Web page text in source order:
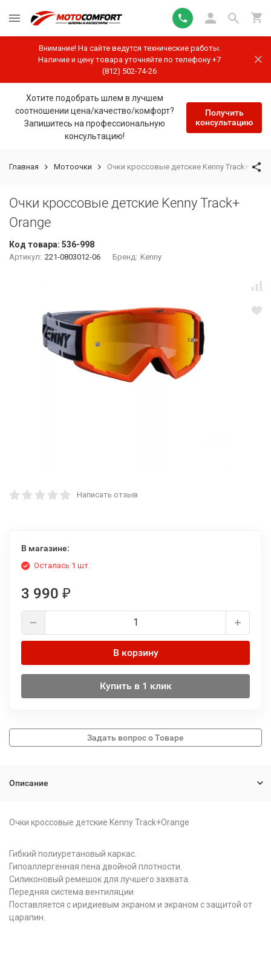
Внимание! На сайте ведутся технические работы.
Наличие и цену товара уточняйте по телефону +7
(812) 502-74-26
Хотите подобрать шлем в лучшем
соотношении цена/качество/комфорт?
Запишитесь на профессиональную
консультацию!
Получить
консультацию
Главная Мотоочки Очки кроссовые детские Kenny Track+
Очки кроссовые детские Kenny Track+
Orange
Код товара: 536-998
Артикул: 221-0803012-06 Бренд: Kenny
Написать отзыв
В магазине:
Осталась 1 шт.
3 990 ₽
В корзину
Купить в 1 клик
Описание
Очки кроссовые детские Kenny Track+Orange
Гибкий полиуретановый каркас.
Гипоаллергенная пена двойной плотности.
Силиконовый ремешок для лучшего захвата.
Передняя система вентиляции
Поставляется с иридиевым экраном и экраном с защитой от
царапин.